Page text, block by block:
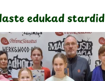
edukad stardid